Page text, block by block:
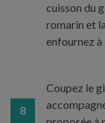
cuisson du
romarin et
enfournez à
8
Coupez le